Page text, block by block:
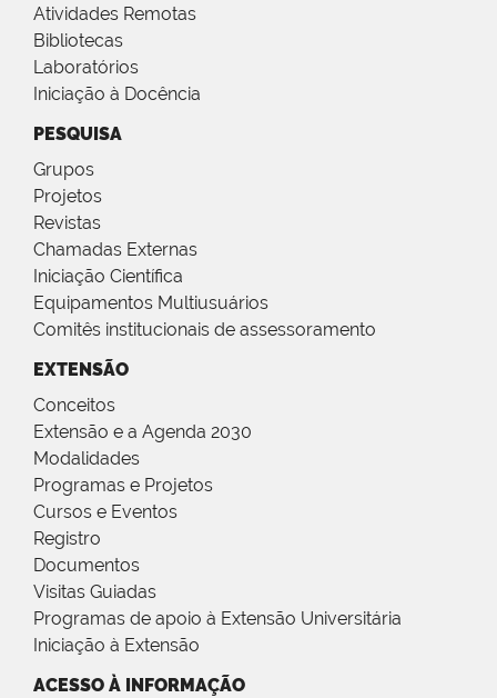
Atividades Remotas
Bibliotecas
Laboratórios
Iniciação à Docência
PESQUISA
Grupos
Projetos
Revistas
Chamadas Externas
Iniciação Científica
Equipamentos Multiusuários
Comitês institucionais de assessoramento
EXTENSÃO
Conceitos
Extensão e a Agenda 2030
Modalidades
Programas e Projetos
Cursos e Eventos
Registro
Documentos
Visitas Guiadas
Programas de apoio à Extensão Universitária
Iniciação à Extensão
ACESSO À INFORMAÇÃO